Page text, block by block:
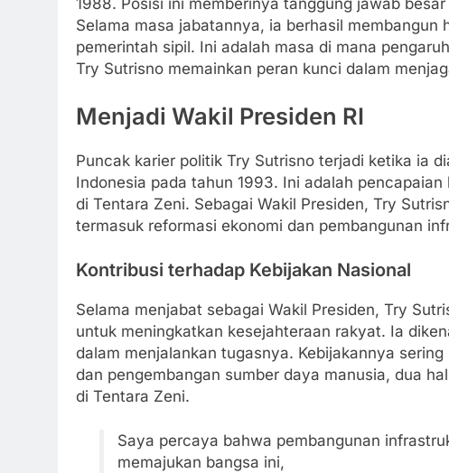
Selama masa jabatannya, ia berhasil
pemerintah sipil. Ini adalah masa di mana
Try Sutrisno memainkan peran kunci dalam
Menjadi Wakil Presiden RI
Puncak karier politik Try Sutrisno terjadi ketika ia
Indonesia pada tahun 1993. Ini adalah
di Tentara Zeni. Sebagai Wakil Presiden, Try
termasuk reformasi ekonomi dan pembangunan
Kontribusi terhadap Kebijakan Nasional
Selama menjabat sebagai Wakil Presiden, Try
untuk meningkatkan kesejahteraan rakyat. Ia
dalam menjalankan tugasnya. Kebijakannya
dan pengembangan sumber daya manusia, dua
di Tentara Zeni.
Saya percaya bahwa pembangunan
memajukan bangsa ini,